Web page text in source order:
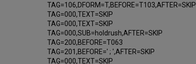
TAG=106,DFORM=T,BEFORE=T103,AFTER=SKIP
TAG=000,TEXT=SKIP
TAG=000,TEXT=SKIP
TAG=000,SUB=holdrush,AFTER=SKIP
TAG=200,BEFORE=T063
TAG=201,BEFORE=' ; ',AFTER=SKIP
TAG=000,TEXT=SKIP